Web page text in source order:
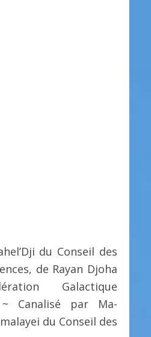
du Conseil des
de Rayan Djoha
Galactique
~ Canalisé par Ma-
du Conseil des